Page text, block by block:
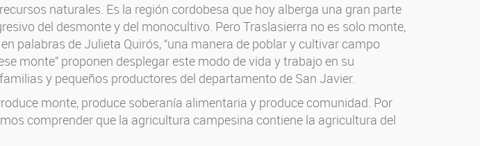
naturales. Es la región cordobesa que hoy alberga una gran parte
del desmonte y del monocultivo. Pero Traslasierra no es solo monte,
palabras de Julieta Quirós, “una manera de poblar y cultivar campo
monte” proponen desplegar este modo de vida y trabajo en su
y pequeños productores del departamento de San Javier.
monte, produce soberanía alimentaria y produce comunidad. Por
comprender que la agricultura campesina contiene la agricultura del